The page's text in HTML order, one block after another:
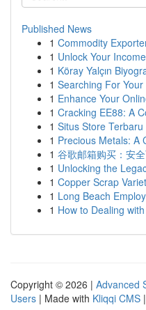
Published News
1 Commodity
1 Unlock Your
1 Köray Yalçın
1 Searching For
1 Enhance Your
1 Cracking EE88: A
1 Situs Store
1 Precious Metals: A
1 谷歌邮箱购买：安
1 Unlocking the
1 Copper Scrap
1 Long Beach
1 How to Dealing
Copyright © 2026 | Advanced
Users | Made with Kliqqi CMS |